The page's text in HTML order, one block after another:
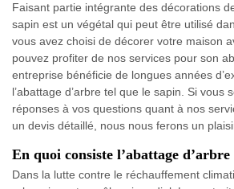
Faisant partie intégrante des décorations
sapin est un végétal qui peut être utilisé
vous avez choisi de décorer votre maison
pouvez profiter de nos services pour son
entreprise bénéficie de longues années
l’abattage d’arbre tel que le sapin. Si vous
réponses à vos questions quant à nos
un devis détaillé, nous nous ferons un
En quoi consiste l’abattage d’arbre
Dans la lutte contre le réchauffement